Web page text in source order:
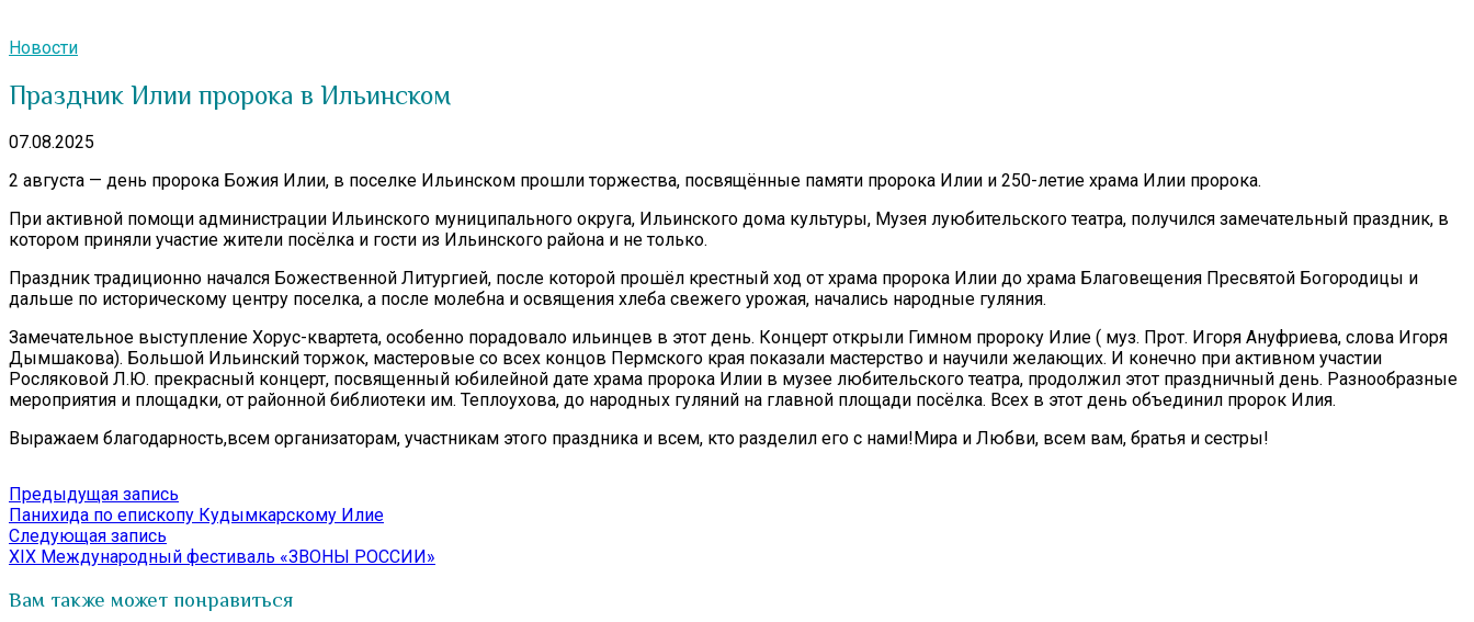
Новости
Праздник Илии пророка в Ильинском
07.08.2025
2 августа — день пророка Божия Илии, в поселке Ильинском прошли торжества, посвящённые памяти пророка Илии и 250-летие храма Илии пророка.
При активной помощи администрации Ильинского муниципального округа, Ильинского дома культуры, Музея луюбительского театра, получился замечательный праздник, в
котором приняли участие жители посёлка и гости из Ильинского района и не только.
Праздник традиционно начался Божественной Литургией, после которой прошёл крестный ход от храма пророка Илии до храма Благовещения Пресвятой Богородицы и
дальше по историческому центру поселка, а после молебна и освящения хлеба свежего урожая, начались народные гуляния.
Замечательное выступление Хорус-квартета, особенно порадовало ильинцев в этот день. Концерт открыли Гимном пророку Илие ( муз. Прот. Игоря Ануфриева, слова Игоря
Дымшакова). Большой Ильинский торжок, мастеровые со всех концов Пермского края показали мастерство и научили желающих. И конечно при активном участии
Росляковой Л.Ю. прекрасный концерт, посвященный юбилейной дате храма пророка Илии в музее любительского театра, продолжил этот праздничный день. Разнообразные
мероприятия и площадки, от районной библиотеки им. Теплоухова, до народных гуляний на главной площади посёлка. Всех в этот день объединил пророк Илия.
Выражаем благодарность,всем организаторам, участникам этого праздника и всем, кто разделил его с нами!Мира и Любви, всем вам, братья и сестры!
Навигация
по
записям
Предыдущая запись
запись:
Панихида по епископу Кудымкарскому Илие
Следующая запись
запись:
XIX Международный фестиваль «ЗВОНЫ РОССИИ»
Вам также может понравиться